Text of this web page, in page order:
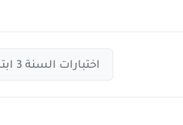
اختبارات السنة 3 ابتدائي